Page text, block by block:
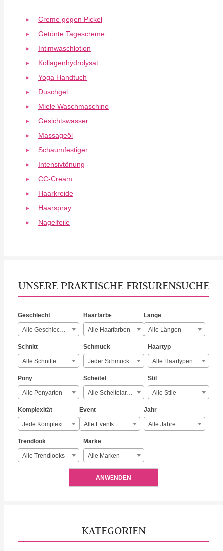
Creme gegen Pickel
Getönte Tagescreme
Intimwaschlotion
Kollagenhydrolysat
Yoga Handtuch
Duschgel
Miele Waschmaschine
Gesichtswasser
Massageöl
Schaumfestiger
Intensivtönung
CC-Cream
Haarkreide
Haarspray
Nagelfeile
UNSERE PRAKTISCHE FRISURENSUCHE
Geschlecht
Alle Geschlechter
Haarfarbe
Alle Haarfarben
Länge
Alle Längen
Schnitt
Alle Schnitte
Schmuck
Jeder Schmuck
Haartyp
Alle Haartypen
Pony
Alle Ponyarten
Scheitel
Alle Scheitelarten
Stil
Alle Stile
Komplexität
Jede Komplexität
Event
Alle Events
Jahr
Alle Jahre
Trendlook
Alle Trendlooks
Marke
Alle Marken
ANWENDEN
KATEGORIEN